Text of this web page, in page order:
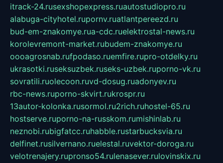
itrack-24.rusexshopexpress.ruautostudiopro.ru
alabuga-cityhotel.rupornv.ruatlantpereezd.ru
bud-em-znakomye.rua-cdc.ruelektrostal-news.ru
korolevremont-market.rubudem-znakomye.ru
oooagrosnab.rufpodaso.ruemfire.rupro-otdelky.ru
ukrasotki.ruseksuzbek.ruseks-uzbek.ruporno-vk.ru
sovratili.ruolecoon.ruvd-dosug.ruadonyev.ru
rbc-news.ruporno-skvirt.rukrospr.ru
13autor-kolonka.rusormol.ru2rich.ruhostel-65.ru
hostserve.ruporno-na-russkom.rumishinlab.ru
neznobi.rubigfatcc.ruhabble.rustarbucksvia.ru
delfinet.rusilvernano.ruelestal.ruvektor-doroga.ru
velotrenajery.rupronso54.rulenasever.rulovinskix.ru